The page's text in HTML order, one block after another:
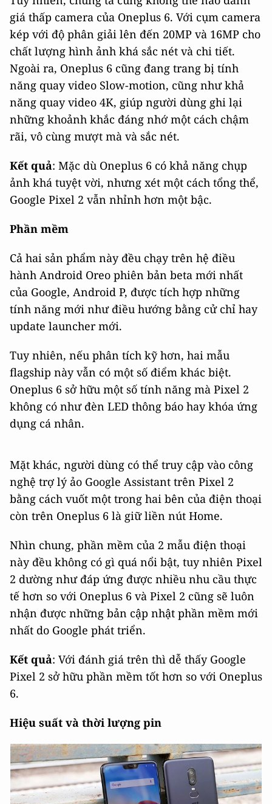
giá thấp camera của Oneplus 6. Với cụm camera
kép với độ phân giải lên đến 20MP và 16MP cho
chất lượng hình ảnh khá sắc nét và chi tiết.
Ngoài ra, Oneplus 6 cũng đang trang bị tính
năng quay video Slow-motion, cũng như khả
năng quay video 4K, giúp người dùng ghi lại
những khoảnh khắc đáng nhớ một cách chậm
rãi, vô cùng mượt mà và sắc nét.
Kết quả: Mặc dù Oneplus 6 có khả năng chụp
ảnh khá tuyệt vời, nhưng xét một cách tổng thể,
Google Pixel 2 vẫn nhỉnh hơn một bậc.
Phần mềm
Cả hai sản phẩm này đều chạy trên hệ điều
hành Android Oreo phiên bản beta mới nhất
của Google, Android P, được tích hợp những
tính năng mới như điều hướng bằng cử chỉ hay
update launcher mới.
Tuy nhiên, nếu phân tích kỹ hơn, hai mẫu
flagship này vẫn có một số điểm khác biệt.
Oneplus 6 sở hữu một số tính năng mà Pixel 2
không có như đèn LED thông báo hay khóa ứng
dụng cá nhân.
Mặt khác, người dùng có thể truy cập vào công
nghệ trợ lý ảo Google Assistant trên Pixel 2
bằng cách vuốt một trong hai bên của điện thoại
còn trên Oneplus 6 là giữ liền nút Home.
Nhìn chung, phần mềm của 2 mẫu điện thoại
này đều không có gì quá nổi bật, tuy nhiên Pixel
2 dường như đáp ứng được nhiều nhu cầu thực
tế hơn so với Oneplus 6 và Pixel 2 cũng sẽ luôn
nhận được những bản cập nhật phần mềm mới
nhất do Google phát triển.
Kết quả: Với đánh giá trên thì dễ thấy Google
Pixel 2 sở hữu phần mềm tốt hơn so với Oneplus
6.
Hiệu suất và thời lượng pin